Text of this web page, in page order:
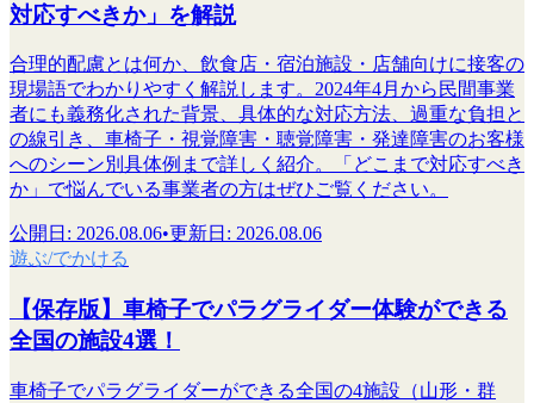
対応すべきか」を解説
合理的配慮とは何か、飲食店・宿泊施設・店舗向けに接客の
現場語でわかりやすく解説します。2024年4月から民間事業
者にも義務化された背景、具体的な対応方法、過重な負担と
の線引き、車椅子・視覚障害・聴覚障害・発達障害のお客様
へのシーン別具体例まで詳しく紹介。「どこまで対応すべき
か」で悩んでいる事業者の方はぜひご覧ください。
公開日 : 2026.08.06•更新日 : 2026.08.06
遊ぶ/でかける
【保存版】車椅子でパラグライダー体験ができる
全国の施設4選！
車椅子でパラグライダーができる全国の4施設（山形・群